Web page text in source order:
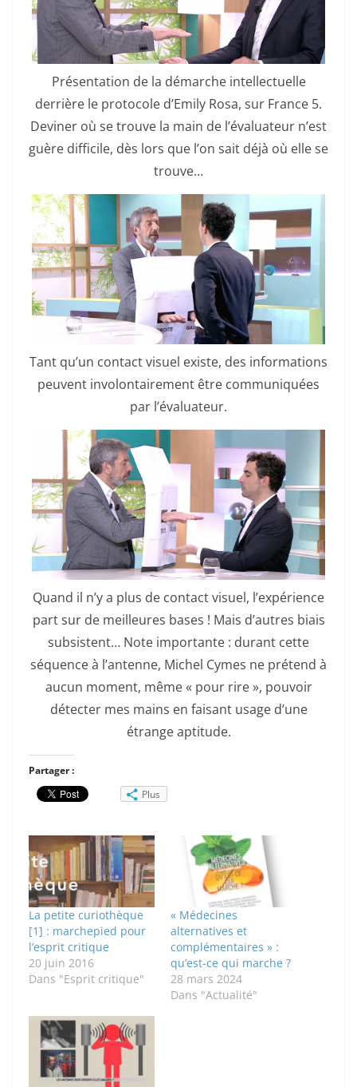
Présentation de la démarche intellectuelle
derrière le protocole d’Emily Rosa, sur France 5.
Deviner où se trouve la main de l’évaluateur n’est
guère difficile, dès lors que l’on sait déjà où elle se
trouve…
Tant qu’un contact visuel existe, des informations
peuvent involontairement être communiquées
par l’évaluateur.
Quand il n’y a plus de contact visuel, l’expérience
part sur de meilleures bases ! Mais d’autres biais
subsistent… Note importante : durant cette
séquence à l’antenne, Michel Cymes ne prétend à
aucun moment, même « pour rire », pouvoir
détecter mes mains en faisant usage d’une
étrange aptitude.
Partager :
Plus
La petite curiothèque
[1] : marchepied pour
l’esprit critique
20 juin 2016
Dans "Esprit critique"
« Médecines
alternatives et
complémentaires » :
qu’est-ce qui marche ?
28 mars 2024
Dans "Actualité"